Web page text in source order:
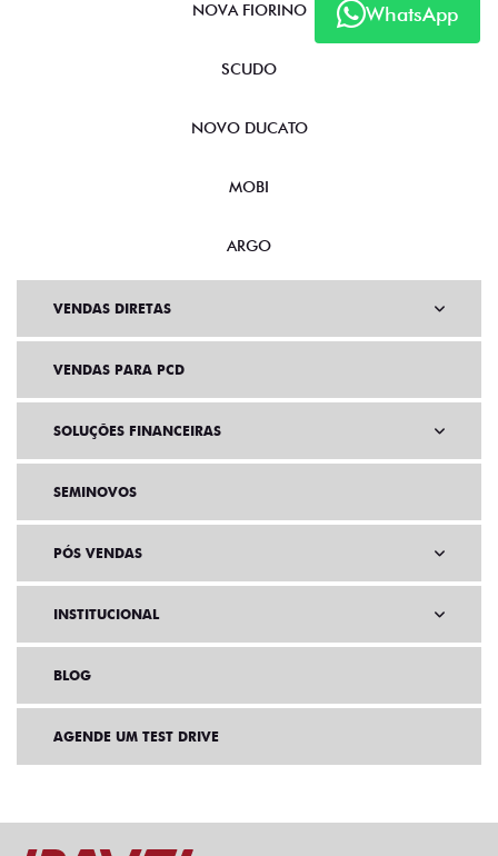
WhatsApp
NOVA FIORINO
SCUDO
NOVO DUCATO
MOBI
ARGO
VENDAS DIRETAS
VENDAS PARA PCD
SOLUÇÕES FINANCEIRAS
SEMINOVOS
PÓS VENDAS
INSTITUCIONAL
BLOG
AGENDE UM TEST DRIVE